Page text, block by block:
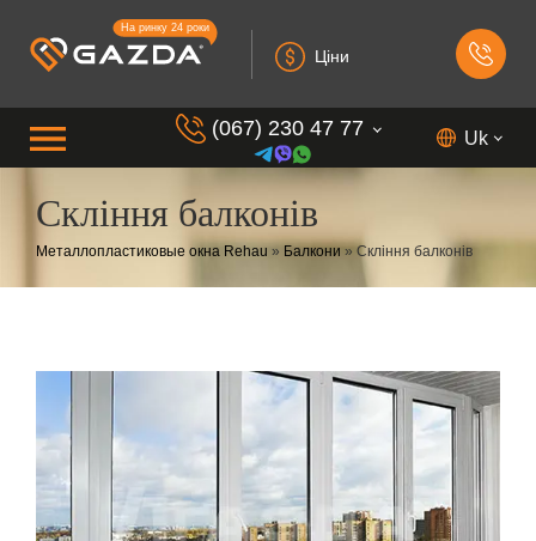
На ринку 24 роки
Ціни
(067) 230 47 77
(099) 230 73 37
Uk
Скління балконів
Металлопластиковые окна Rehau » Балкони » Скління балконів